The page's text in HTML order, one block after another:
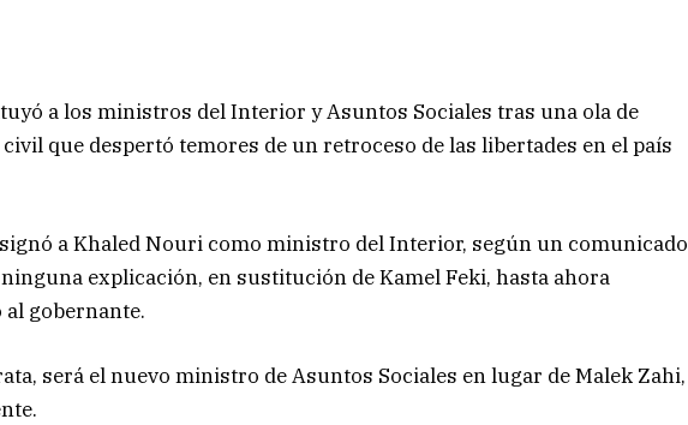
a los ministros del Interior y Asuntos Sociales tras una ola de
que despertó temores de un retroceso de las libertades en el país
a Khaled Nouri como ministro del Interior, según un comunicado
explicación, en sustitución de Kamel Feki, hasta ahora
gobernante.
será el nuevo ministro de Asuntos Sociales en lugar de Malek Zahi,